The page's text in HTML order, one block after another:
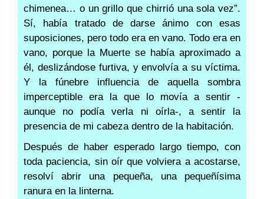
chimenea… o un grillo que chirrió una sola vez”.
Sí, había tratado de darse ánimo con esas
suposiciones, pero todo era en vano. Todo era en
vano, porque la Muerte se había aproximado a
él, deslizándose furtiva, y envolvía a su víctima.
Y la fúnebre influencia de aquella sombra
imperceptible era la que lo movía a sentir -
aunque no podía verla ni oírla-, a sentir la
presencia de mi cabeza dentro de la habitación.
Después de haber esperado largo tiempo, con
toda paciencia, sin oír que volviera a acostarse,
resolví abrir una pequeña, una pequeñísima
ranura en la linterna.